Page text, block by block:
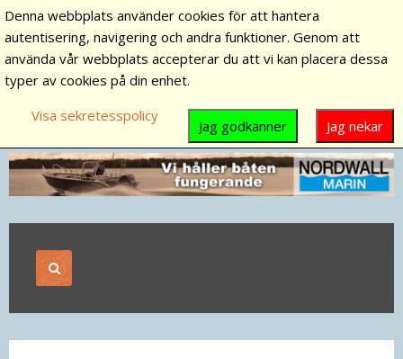
Denna webbplats använder cookies för att hantera
autentisering, navigering och andra funktioner. Genom att
använda vår webbplats accepterar du att vi kan placera dessa
typer av cookies på din enhet.
Visa sekretesspolicy
Jag nekar
Jag godkänner